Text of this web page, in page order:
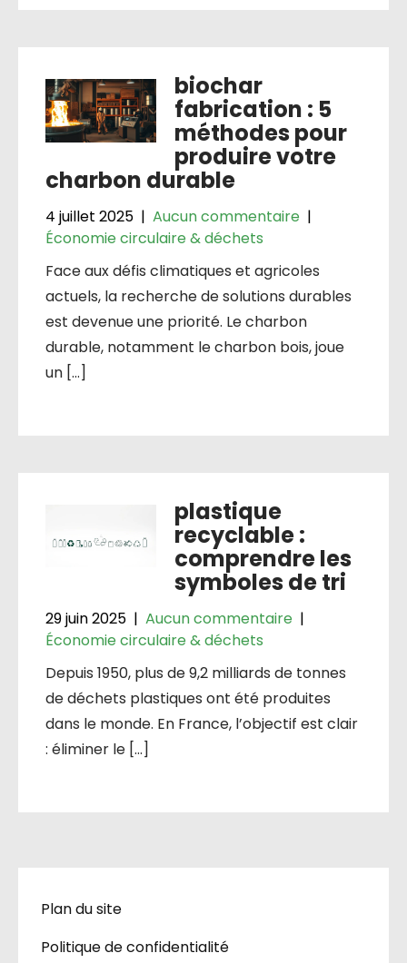
biochar
fabrication : 5
méthodes pour
produire votre
charbon durable
4 juillet 2025 | Aucun commentaire |
Économie circulaire & déchets
Face aux défis climatiques et agricoles
actuels, la recherche de solutions durables
est devenue une priorité. Le charbon
durable, notamment le charbon bois, joue
un […]
plastique
recyclable :
comprendre les
symboles de tri
29 juin 2025 | Aucun commentaire |
Économie circulaire & déchets
Depuis 1950, plus de 9,2 milliards de tonnes
de déchets plastiques ont été produites
dans le monde. En France, l’objectif est clair
: éliminer le […]
Plan du site
Politique de confidentialité